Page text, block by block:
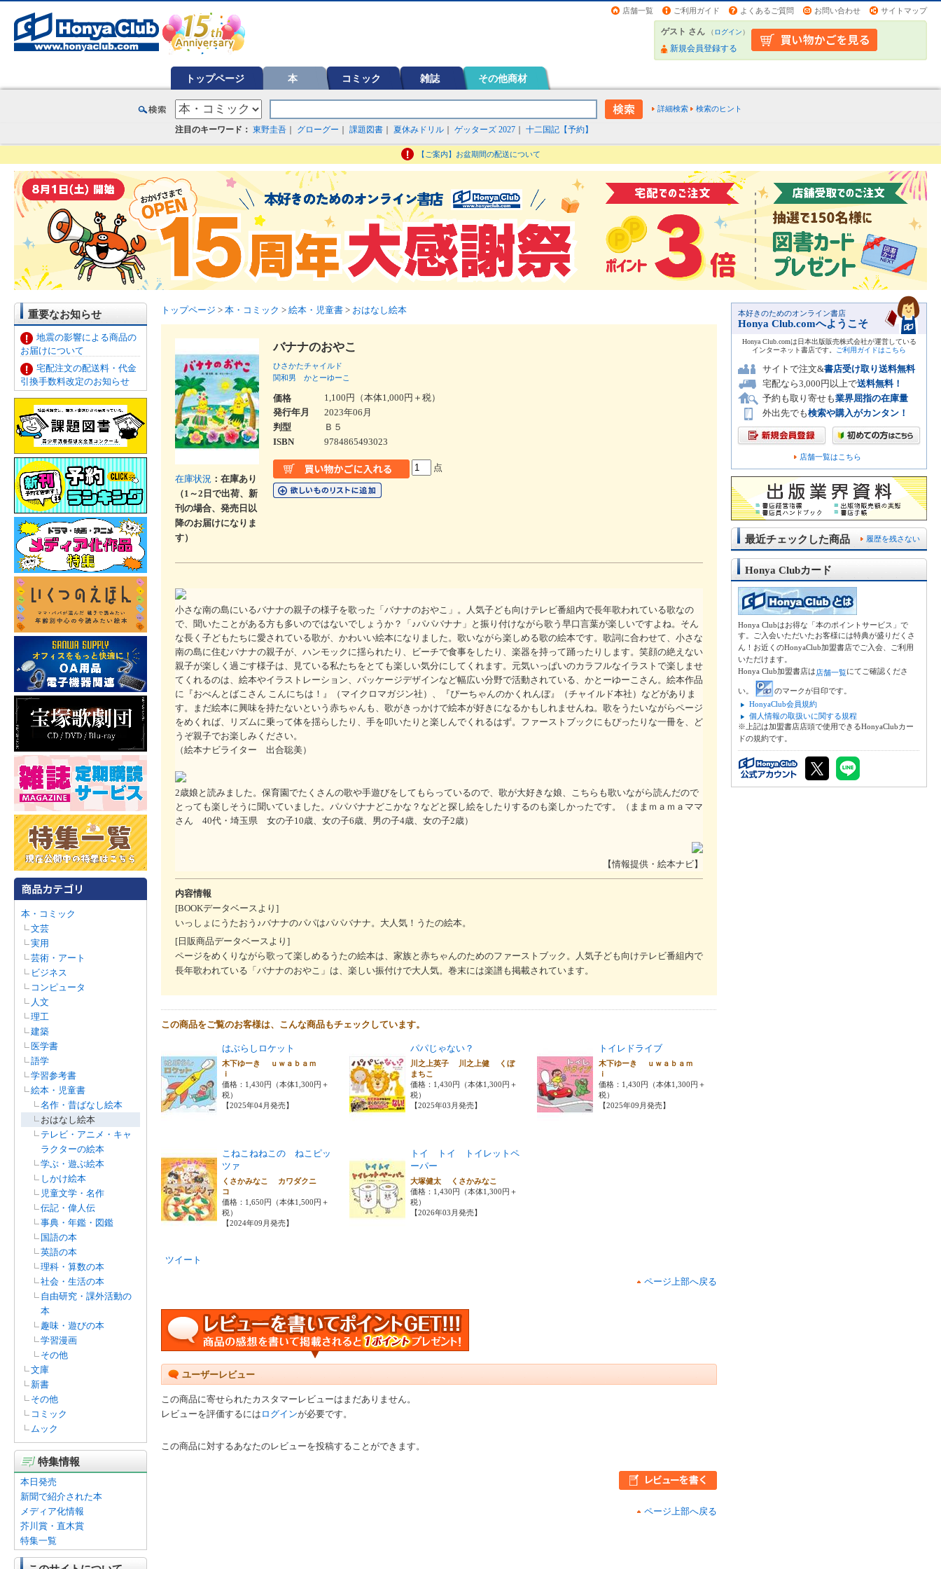
店舗一覧 ご利用ガイド よくあるご質問 お問い合わせ サイトマップ
ゲスト さん （ログイン）
新規会員登録する
トップページ 本 コミック 雑誌 その他商材
詳細検索 検索のヒント
注目のキーワード： 東野圭吾 グローグー 課題図書 夏休みドリル ゲッターズ 2027 十二国記【予約】
【ご案内】お盆期間の配送について
重要なお知らせ
地震の影響による商品の
お届けについて
宅配注文の配送料・代金
引換手数料改定のお知らせ
本・コミック
文芸
実用
芸術・アート
ビジネス
コンピュータ
人文
理工
建築
医学書
語学
学習参考書
絵本・児童書
名作・昔ばなし絵本
おはなし絵本
テレビ・アニメ・キャ
ラクターの絵本
学ぶ・遊ぶ絵本
しかけ絵本
児童文学・名作
伝記・偉人伝
事典・年鑑・図鑑
国語の本
英語の本
理科・算数の本
社会・生活の本
自由研究・課外活動の
本
趣味・遊びの本
学習漫画
その他
文庫
新書
その他
コミック
ムック
特集情報
本日発売
新聞で紹介された本
メディア化情報
芥川賞・直木賞
特集一覧
トップページ > 本・コミック > 絵本・児童書 > おはなし絵本
在庫状況 ：在庫あり
（1～2日で出荷、新
刊の場合、発売日以
降のお届けになりま
す）
バナナのおやこ
ひさかたチャイルド
関和男
かとーゆーこ
価格
1,100円（本体1,000円＋税）
発行年月
2023年06月
判型
Ｂ５
ISBN
9784865493023
点
小さな南の島にいるバナナの親子の様子を歌った「バナナのおやこ」。人気子ども向けテレビ番組内で長年歌われている歌なの
で、聞いたことがある方も多いのではないでしょうか？「♪パパバナナ」と振り付けながら歌う早口言葉が楽しいですよね。そん
な長く子どもたちに愛されている歌が、かわいい絵本になりました。歌いながら楽しめる歌の絵本です。歌詞に合わせて、小さな
南の島に住むバナナの親子が、ハンモックに揺られたり、ビーチで食事をしたり、楽器を持って踊ったりします。笑顔の絶えない
親子が楽しく過ごす様子は、見ている私たちをとても楽しい気分にしてくれます。元気いっぱいのカラフルなイラストで楽しませ
てくれるのは、絵本やイラストレーション、パッケージデザインなど幅広い分野で活動されている、かとーゆーこさん。絵本作品
に『おべんとばこさん こんにちは！』（マイクロマガジン社）、『ぴーちゃんのかくれんぼ』（チャイルド本社）などがありま
す。まだ絵本に興味を持たないという赤ちゃんも、歌がきっかけで絵本が好きになるかもしれませんね。歌をうたいながらページ
をめくれば、リズムに乗って体を揺らしたり、手を叩いたりと楽しんでくれるはず。ファーストブックにもぴったりな一冊を、ど
うぞ親子でお楽しみください。
（絵本ナビライター 出合聡美）
2歳娘と読みました。保育園でたくさんの歌や手遊びをしてもらっているので、歌が大好きな娘、こちらも歌いながら読んだので
とっても楽しそうに聞いていました。パパバナナどこかな？などと探し絵をしたりするのも楽しかったです。（ままｍａｍａママ
さん 40代・埼玉県 女の子10歳、女の子6歳、男の子4歳、女の子2歳）
【情報提供・絵本ナビ】
内容情報
[BOOKデータベースより]
いっしょにうたおう♪バナナのパパはパパバナナ。大人気！うたの絵本。
[日販商品データベースより]
ページをめくりながら歌って楽しめるうたの絵本は、家族と赤ちゃんのためのファーストブック。人気子ども向けテレビ番組内で
長年歌われている「バナナのおやこ」は、楽しい振付けで大人気。巻末には楽譜も掲載されています。
この商品をご覧のお客様は、こんな商品もチェックしています。
はぶらしロケット
木下ゆーき ｕｗａｂａｍ
ｉ
価格：1,430円（本体1,300円＋
税）
【2025年04月発売】
パパじゃない？
川之上英子 川之上健 くぼ
まちこ
価格：1,430円（本体1,300円＋
税）
【2025年03月発売】
トイレドライブ
木下ゆーき ｕｗａｂａｍ
ｉ
価格：1,430円（本体1,300円＋
税）
【2025年09月発売】
こねこねねこの ねこピッ
ツァ
くさかみなこ カワダクニ
コ
価格：1,650円（本体1,500円＋
税）
【2024年09月発売】
トイ トイ トイレットペ
ーパー
大塚健太 くさかみなこ
価格：1,430円（本体1,300円＋
税）
【2026年03月発売】
ツイート
ページ上部へ戻る
ユーザーレビュー
この商品に寄せられたカスタマーレビューはまだありません。
レビューを評価するには ログインが必要です。
この商品に対するあなたのレビューを投稿することができます。
ページ上部へ戻る
本好きのためのオンライン書店
Honya Club.comへようこそ
Honya Club.comは日本出版販売株式会社が運営している
インターネット書店です。
ご利用ガイドはこちら
サイトで注文&書店受け取り送料無料
宅配なら3,000円以上で送料無料！
予約も取り寄せも業界屈指の在庫量
外出先でも検索や購入がカンタン！
店舗一覧はこちら
履歴を残さない
最近チェックした商品
Honya Clubカード
Honya Clubはお得な「本のポイントサービス」で
す。ご入会いただいたお客様には特典が盛りだくさ
ん！お近くのHonyaClub加盟書店でご入会、ご利用
いただけます。
Honya Club加盟書店は店舗一覧にてご確認くださ
い。
のマークが目印です。
HonyaClub会員規約
個人情報の取扱いに関する規程
※上記は加盟書店店頭で使用できるHonyaClubカー
ドの規約です。